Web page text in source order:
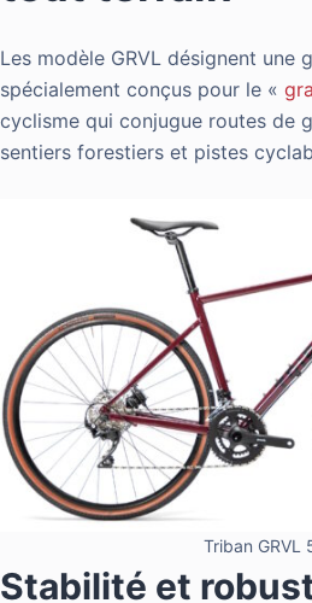
Les modèle GRVL désignent une
spécialement conçus pour le «
cyclisme qui conjugue routes de
sentiers forestiers et pistes
Triban GRVL
Stabilité et